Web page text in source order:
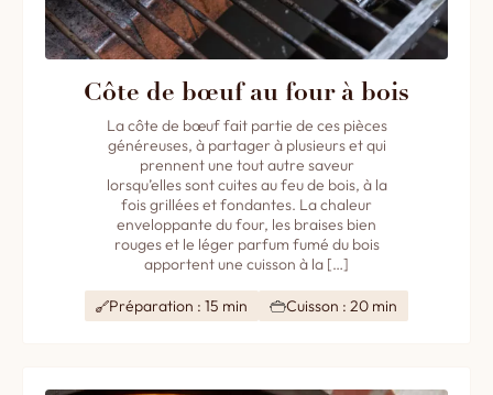
Côte de bœuf au four à bois
La côte de bœuf fait partie de ces pièces
généreuses, à partager à plusieurs et qui
prennent une tout autre saveur
lorsqu’elles sont cuites au feu de bois, à la
fois grillées et fondantes. La chaleur
enveloppante du four, les braises bien
rouges et le léger parfum fumé du bois
apportent une cuisson à la […]
Préparation : 15 min Cuisson : 20 min